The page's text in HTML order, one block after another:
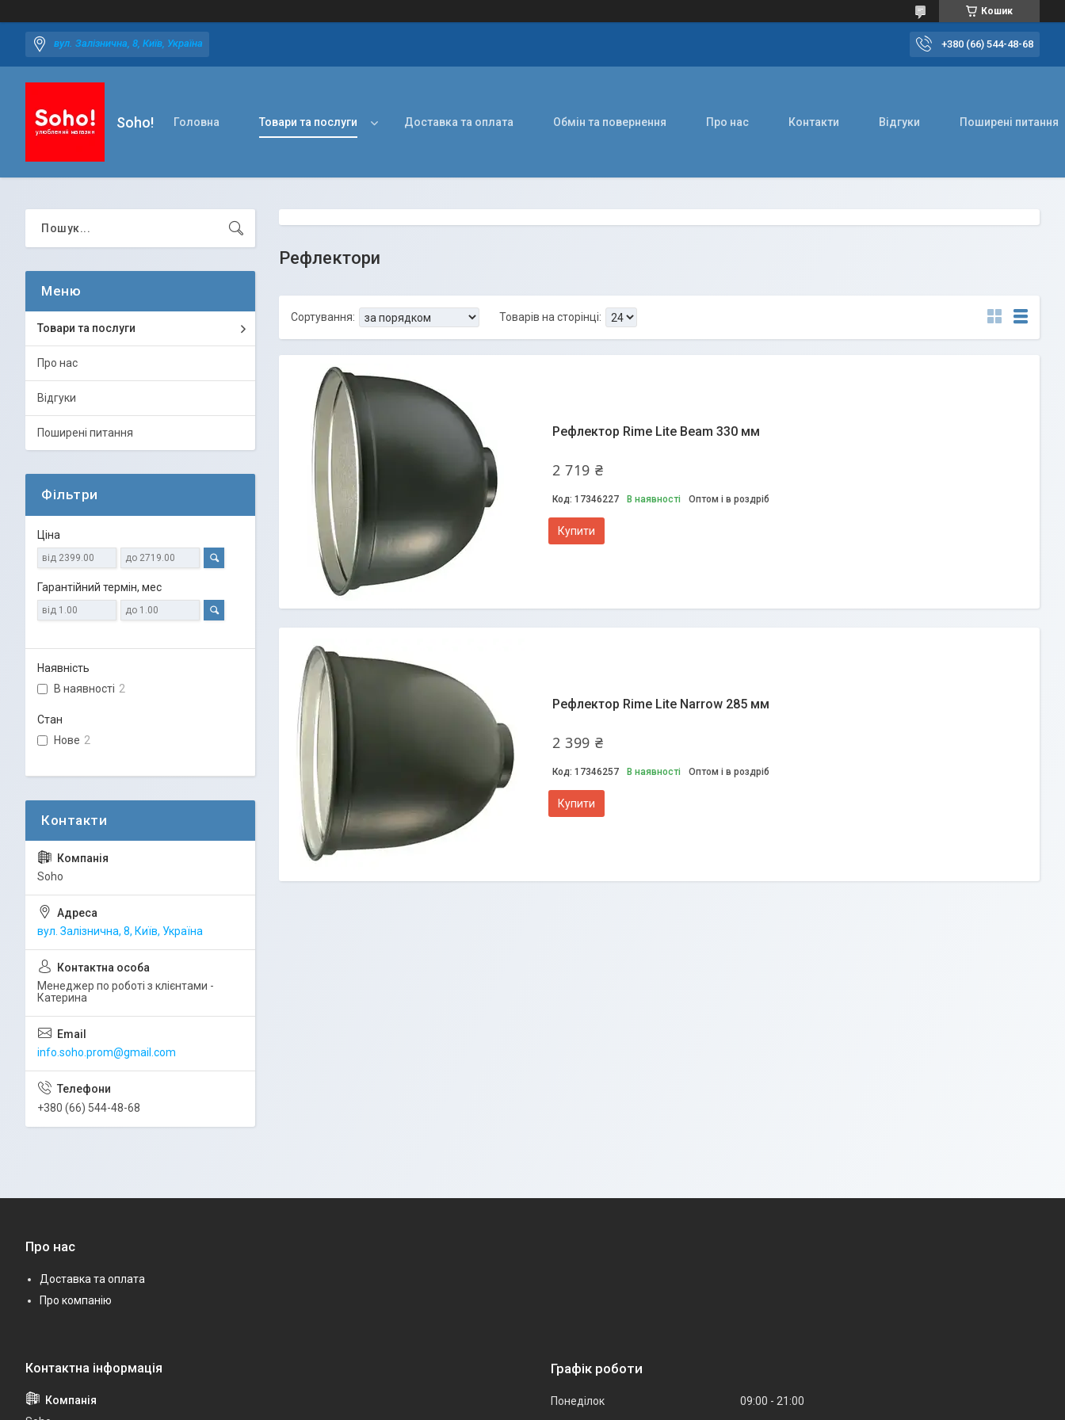
Кошик
вул. Залізнична, 8, Київ, Україна +380 (66) 544-48-68
Soho! Головна Товари та послуги Доставка та оплата Обмін та повернення Про нас Контакти Відгуки Поширені питання
Рефлектори
Рефлектор Rime Lite Beam 330 мм
2 719 ₴
17346227 В наявності Оптом і в роздріб
Купити
Рефлектор Rime Lite Narrow 285 мм
2 399 ₴
17346257 В наявності Оптом і в роздріб
Купити
Товари та послуги
Про нас
Відгуки
Поширені питання
Фільтри
Ціна
Гарантійний термін, мес
Наявність
В наявності 2
Стан
Нове 2
Soho
вул. Залізнична, 8, Київ, Україна
Менеджер по роботі з клієнтами -
Катерина
info.soho.prom@gmail.com
+380 (66) 544-48-68
Про нас
Доставка та оплата
Про компанію
Графік роботи
Понеділок 09:00 21:00